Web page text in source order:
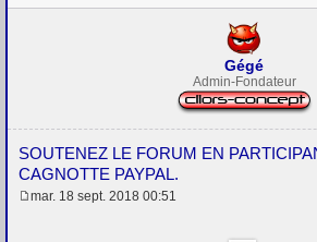
Gégé
Admin-Fondateur
SOUTENEZ LE FORUM EN PARTICIPANT À NOTRE
CAGNOTTE PAYPAL.
mar. 18 sept. 2018 00:51